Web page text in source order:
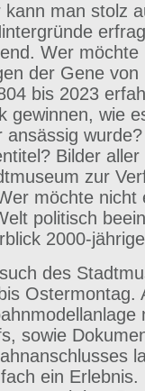
man stolz
Wer möchte
der Gene von
bis 2023
gewinnen, wie
ansässig
Bilder
zur
möchte nicht
politisch
2000-
des
Ostermontag.
sowie
ein